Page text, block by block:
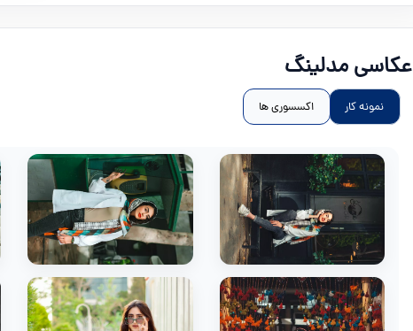
عکاسی مدلینگ
نمونه کار اکسسوری ها